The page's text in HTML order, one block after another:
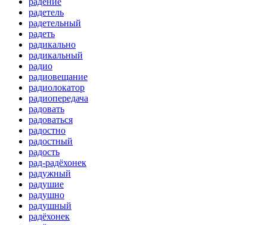
радетель
радетельный
радеть
радикально
радикальный
радио
радиовещание
радиолокатор
радиопередача
радовать
радоваться
радостно
радостный
радость
рад-радёхонек
радужный
радушие
радушно
радушный
радёхонек